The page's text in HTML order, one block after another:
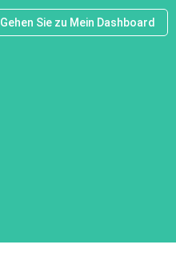
Gehen Sie zu Mein Dashboard